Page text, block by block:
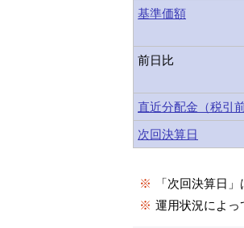
基準価額
前日比
直近分配金（税引前
次回決算日
※
「次回決算日
※ 運用状況によ